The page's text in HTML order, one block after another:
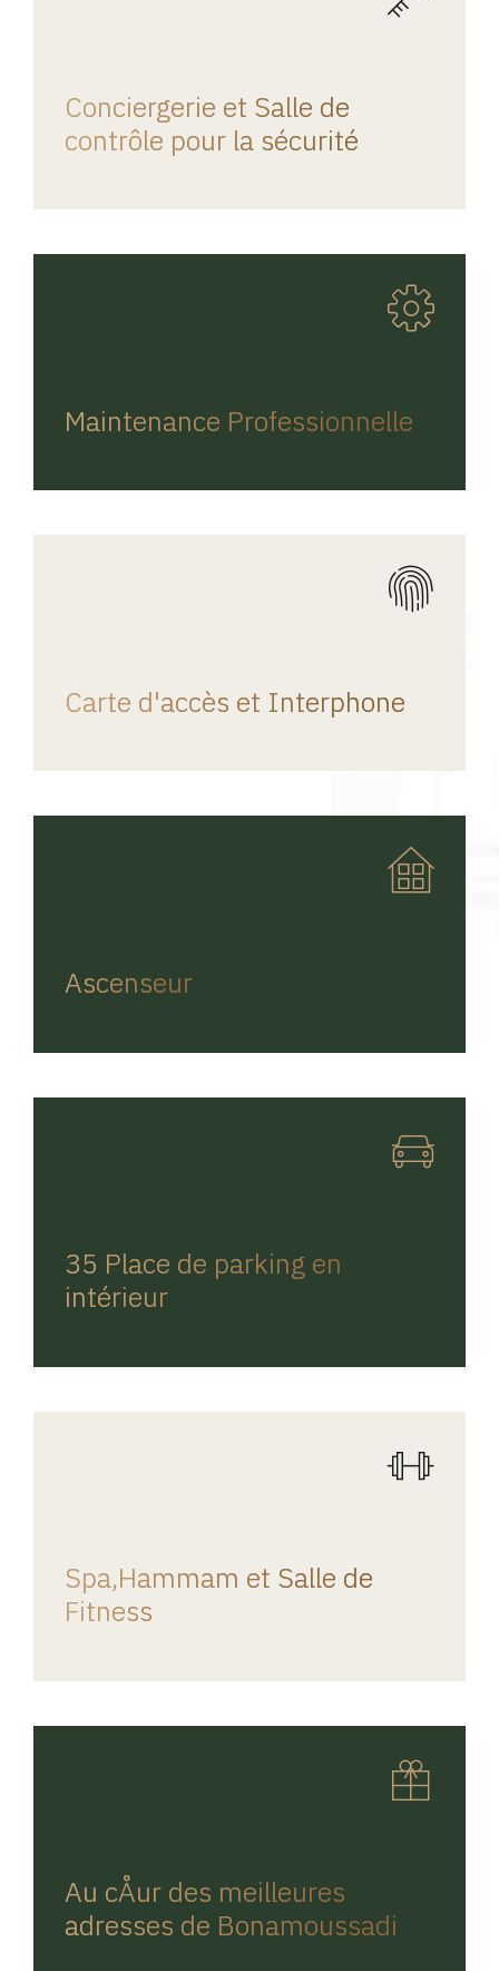
Conciergerie et Salle de
contrôle pour la sécurité
Maintenance Professionnelle
Carte d'accès et Interphone
Ascenseur
35 Place de parking en
intérieur
Spa,Hammam et Salle de
Fitness
Au cÅur des meilleures
adresses de Bonamoussadi